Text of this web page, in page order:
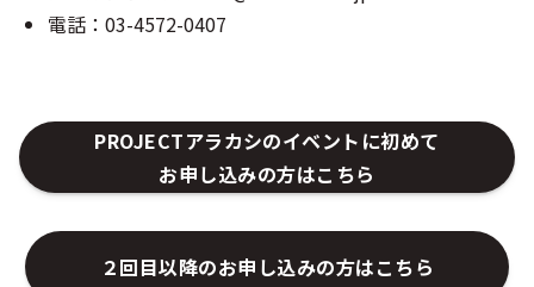
電話：03-4572-0407
PROJECTアラカシのイベントに初めて
お申し込みの方はこちら
２回目以降のお申し込みの方はこちら